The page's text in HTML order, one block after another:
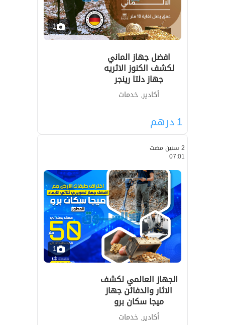
1
افضل جهاز الماني
لكشف الكنوز الاثريه
جهاز دلتا رينجر
أكادير, خدمات
1درهم
2 سنين مضت
07:01
1
الجهاز العالمي لكشف
الاثار والدفائن جهاز
ميجا سكان برو
أكادير, خدمات